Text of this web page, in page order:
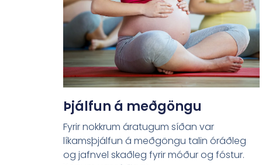
Þjálfun á meðgöngu
Fyrir nokkrum áratugum síðan var
líkamsþjálfun á meðgöngu talin óráðleg
og jafnvel skaðleg fyrir móður og fóstur.